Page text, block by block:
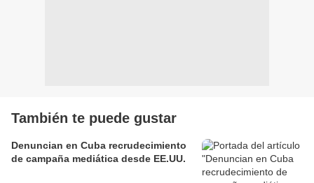
También te puede gustar
Denuncian en Cuba recrudecimiento
de campaña mediática desde EE.UU.